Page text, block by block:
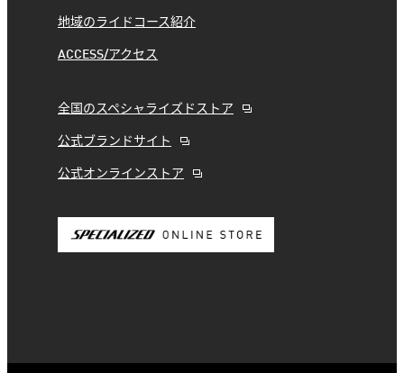
地域のライドコース紹介
ACCESS/アクセス
全国のスペシャライズドストア
公式ブランドサイト
公式オンラインストア